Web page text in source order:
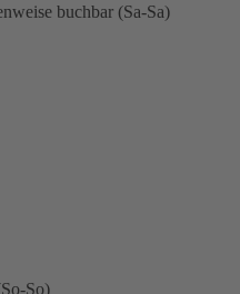
buchbar (Sa-Sa)
So)